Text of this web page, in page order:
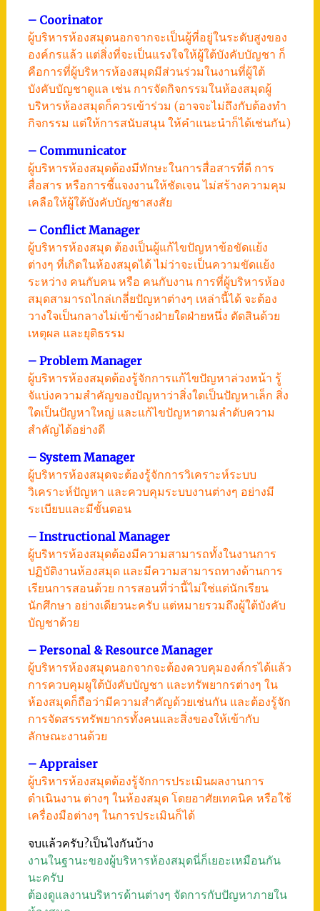
– Coorinator
ผู้บริหารห้องสมุดนอกจากจะเป็นผู้ที่อยู่ในระดับสูงของ
องค์กรแล้ว แต่สิ่งที่จะเป็นแรงใจให้ผู้ใต้บังคับบัญชา ก็
คือการที่ผู้บริหารห้องสมุดมีส่วนร่วมในงานที่ผู้ใต้
บังคับบัญชาดูแล เช่น การจัดกิจกรรมในห้องสมุดผู้
บริหารห้องสมุดก็ควรเข้าร่วม (อาจจะไม่ถึงกับต้องทำ
กิจกรรม แต่ให้การสนับสนุน ให้คำแนะนำก็ได้เช่นกัน)
– Communicator
ผู้บริหารห้องสมุดต้องมีทักษะในการสื่อสารที่ดี การ
สื่อสาร หรือการชี้แจงงานให้ชัดเจน ไม่สร้างความคุม
เคลือให้ผู้ใต้บังคับบัญชาสงสัย
– Conflict Manager
ผู้บริหารห้องสมุด ต้องเป็นผู้แก้ไขปัญหาข้อขัดแย้ง
ต่างๆ ที่เกิดในห้องสมุดได้ ไม่ว่าจะเป็นความขัดแย้ง
ระหว่าง คนกับคน หรือ คนกับงาน การที่ผู้บริหารห้อง
สมุดสามารถไกล่เกลี่ยปัญหาต่างๆ เหล่านี้ได้ จะต้อง
วางใจเป็นกลางไม่เข้าข้างฝ่ายใดฝ่ายหนึ่ง ตัดสินด้วย
เหตุผล และยุติธรรม
– Problem Manager
ผู้บริหารห้องสมุดต้องรู้จักการแก้ไขปัญหาล่วงหน้า รู้
จัแบ่งความสำคัญของปัญหาว่าสิ่งใดเป็นปัญหาเล็ก สิ่ง
ใดเป็นปัญหาใหญ่ และแก้ไขปัญหาตามลำดับความ
สำคัญได้อย่างดี
– System Manager
ผู้บริหารห้องสมุดจะต้องรู้จักการวิเคราะห์ระบบ
วิเคราะห์ปัญหา และควบคุมระบบงานต่างๆ อย่างมี
ระเบียบและมีขั้นตอน
– Instructional Manager
ผู้บริหารห้องสมุดต้องมีความสามารถทั้งในงานการ
ปฏิบัติงานห้องสมุด และมีความสามารถทางด้านการ
เรียนการสอนด้วย การสอนที่ว่านี้ไม่ใช่แต่นักเรียน
นักศึกษา อย่างเดียวนะครับ แต่หมายรวมถึงผู้ใต้บังคับ
บัญชาด้วย
– Personal & Resource Manager
ผู้บริหารห้องสมุดนอกจากจะต้องควบคุมองค์กรได้แล้ว
การควบคุมผูใต้บังคับบัญชา และทรัพยากรต่างๆ ใน
ห้องสมุดก็ถือว่ามีความสำคัญด้วยเช่นกัน และต้องรู้จัก
การจัดสรรทรัพยากรทั้งคนและสิ่งของให้เข้ากับ
ลักษณะงานด้วย
– Appraiser
ผู้บริหารห้องสมุดต้องรู้จักการประเมินผลงานการ
ดำเนินงาน ต่างๆ ในห้องสมุด โดยอาศัยเทคนิค หรือใช้
เครื่องมือต่างๆ ในการประเมินก็ได้
จบแล้วครับ?เป็นไงกันบ้าง
งานในฐานะของผู้บริหารห้องสมุดนี่ก็เยอะเหมือนกัน
นะครับ
ต้องดูแลงานบริหารด้านต่างๆ จัดการกับปัญหาภายใน